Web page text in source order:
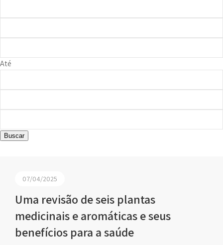
Até
Buscar
07/04/2025
Uma revisão de seis plantas
medicinais e aromáticas e seus
benefícios para a saúde